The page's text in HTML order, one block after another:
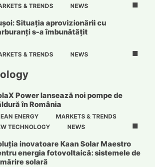
& TRENDS NEWS
Situația aprovizionării cu
s-a îmbunătățit
& TRENDS NEWS
Power lansează noi pompe de
în România
ENERGY
MARKETS & TRENDS
TECHNOLOGY
NEWS
inovatoare Kaan Solar Maestro
energia fotovoltaică: sistemele de
solară